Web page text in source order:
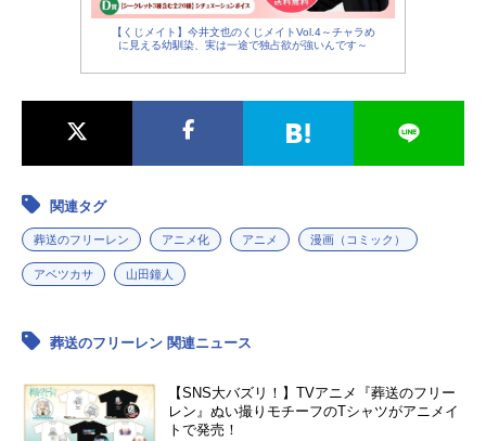
【くじメイト】今井文也のくじメイトVol.4～チャラめ
に見える幼馴染、実は一途で独占欲が強いんです～
関連タグ
葬送のフリーレン アニメ化 アニメ 漫画（コミック）
アベツカサ 山田鐘人
葬送のフリーレン 関連ニュース
【SNS大バズリ！】TVアニメ『葬送のフリー
レン』ぬい撮りモチーフのTシャツがアニメイ
トで発売！